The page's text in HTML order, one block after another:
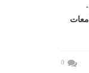
2026..
0